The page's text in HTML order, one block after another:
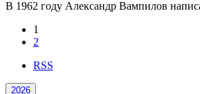
В 1962 году Александр Вампилов
1
2
RSS
2026